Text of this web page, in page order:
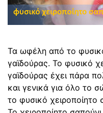
Τα ωφέλη από το
γαϊδούρας. Το φυσικό
γαϊδούρας έχει πάρα
και γενικά για όλο το
το φυσικό χειροποίητο